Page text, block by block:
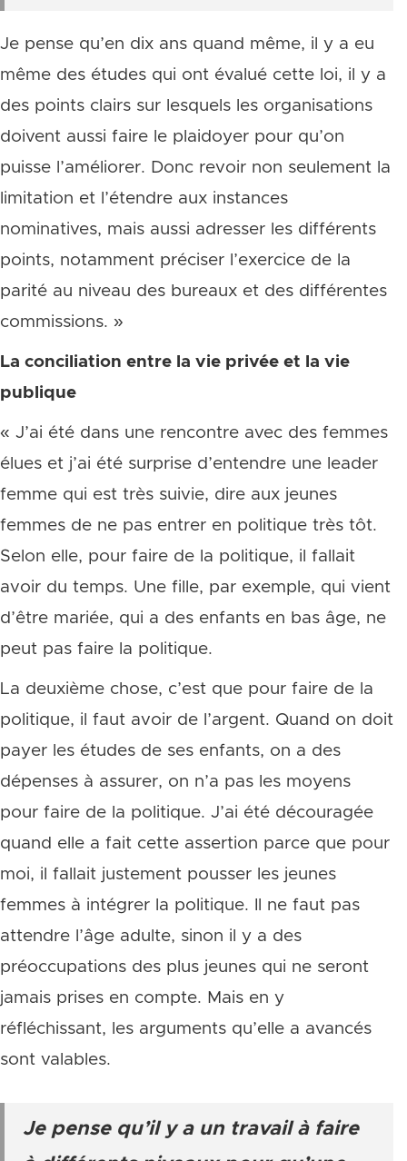
Je pense qu’en dix ans quand même, il y a eu
même des études qui ont évalué cette loi, il y a
des points clairs sur lesquels les organisations
doivent aussi faire le plaidoyer pour qu’on
puisse l’améliorer. Donc revoir non seulement la
limitation et l’étendre aux instances
nominatives, mais aussi adresser les différents
points, notamment préciser l’exercice de la
parité au niveau des bureaux et des différentes
commissions. »
La conciliation entre la vie privée et la vie
publique
« J’ai été dans une rencontre avec des femmes
élues et j’ai été surprise d’entendre une leader
femme qui est très suivie, dire aux jeunes
femmes de ne pas entrer en politique très tôt.
Selon elle, pour faire de la politique, il fallait
avoir du temps. Une fille, par exemple, qui vient
d’être mariée, qui a des enfants en bas âge, ne
peut pas faire la politique.
La deuxième chose, c’est que pour faire de la
politique, il faut avoir de l’argent. Quand on doit
payer les études de ses enfants, on a des
dépenses à assurer, on n’a pas les moyens
pour faire de la politique. J’ai été découragée
quand elle a fait cette assertion parce que pour
moi, il fallait justement pousser les jeunes
femmes à intégrer la politique. Il ne faut pas
attendre l’âge adulte, sinon il y a des
préoccupations des plus jeunes qui ne seront
jamais prises en compte. Mais en y
réfléchissant, les arguments qu’elle a avancés
sont valables.
Je pense qu’il y a un travail à faire